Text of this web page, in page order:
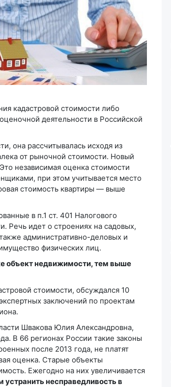
кадастровой стоимости либо
деятельности в Российской
она рассчитывалась исходя из
от рыночной стоимости. Новый
независимая оценка стоимости
при этом учитывается место
стоимость квартиры — выше
в п.1 ст. 401 Налогового
Речь идет о строениях на садовых,
административно-деловых и
физических лиц.
объект недвижимости, тем выше
стоимости, обсуждался 10
заключений по проектам
Швакова Юлия Александровна,
В 66 регионах России такие законы
после 2013 года, не платят
оценка. Старые объекты
Ежегодно на них увеличивается
устранить несправедливость в